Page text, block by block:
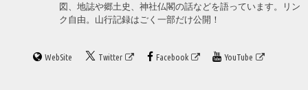
図、地誌や郷土史、神社仏閣の話などを語っています。リン
ク自由。山行記録はごく一部だけ公開！
WebSite Twitter Facebook YouTube